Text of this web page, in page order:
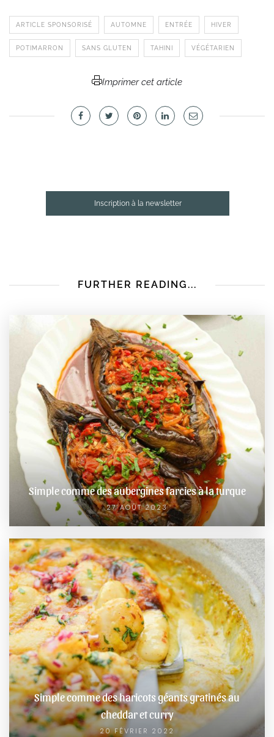
ARTICLE SPONSORISÉ AUTOMNE ENTRÉE HIVER
POTIMARRON SANS GLUTEN TAHINI VÉGÉTARIEN
Imprimer cet article
Inscription à la newsletter
FURTHER READING...
Simple comme des aubergines farcies à la turque
27 AOÛT 2023
Simple comme des haricots géants gratinés au
cheddar et curry
20 FÉVRIER 2022